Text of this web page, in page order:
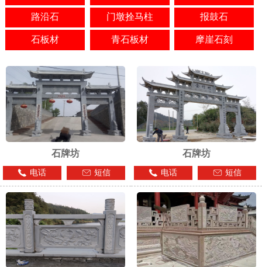
1 3
路沿石 门墩拴马柱 报鼓石
石板材 青石板材 摩崖石刻
石牌坊
电话 短信
石牌坊
电话 短信